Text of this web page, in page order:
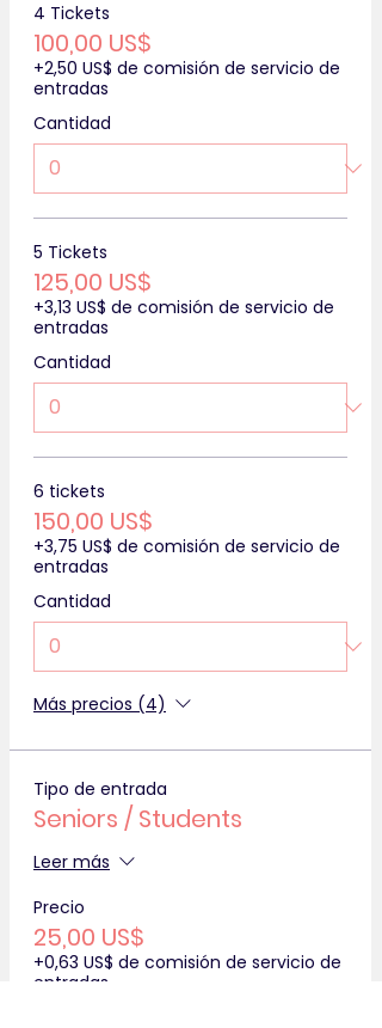
4 Tickets
100,00 US$
+2,50 US$ de comisión de servicio de
entradas
Cantidad
5 Tickets
125,00 US$
+3,13 US$ de comisión de servicio de
entradas
Cantidad
6 tickets
150,00 US$
+3,75 US$ de comisión de servicio de
entradas
Cantidad
Más precios (4)
Tipo de entrada
Seniors / Students
Leer más
Precio
25,00 US$
+0,63 US$ de comisión de servicio de
entradas